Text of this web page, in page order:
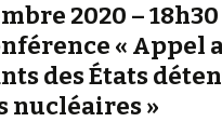
2020 – 18h30
« Appel
des États
nucléaires »